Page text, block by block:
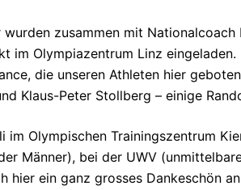
zusammen mit
im Olympiazentrum Linz
die unseren Athleten hier
Klaus-Peter Stollberg – einige
im Olympischen Trainingszentrum
Männer), bei der UWV
hier ein ganz grosses Dankeschön